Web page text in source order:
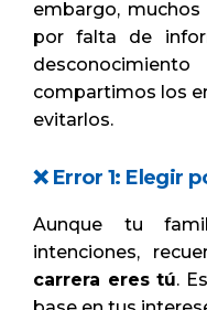
embargo,
por falta de
compartimos los
evitarlos.
❌ Error 1: Elegir
Aunque tu
intenciones,
carrera eres tú.